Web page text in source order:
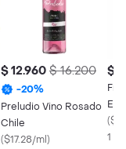
$ 12.960 $ 16.200
-20%
Preludio Vino Rosado
Chile
($17.28/ml)
$
(
1 X